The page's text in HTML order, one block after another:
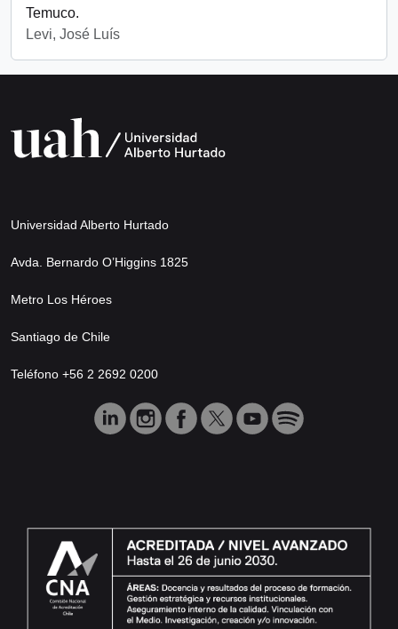
Temuco.
Levi, José Luís
Universidad Alberto Hurtado
Avda. Bernardo O’Higgins 1825
Metro Los Héroes
Santiago de Chile
Teléfono +56 2 2692 0200